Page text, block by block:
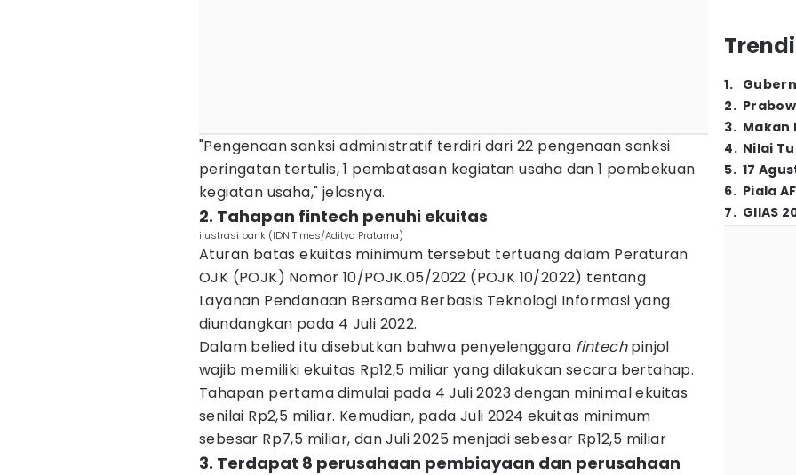
"Pengenaan sanksi administratif terdiri dari 22 pengenaan sanksi
peringatan tertulis, 1 pembatasan kegiatan usaha dan 1 pembekuan
kegiatan usaha," jelasnya.
2. Tahapan fintech penuhi ekuitas
ilustrasi bank (IDN Times/Aditya Pratama)
Aturan batas ekuitas minimum tersebut tertuang dalam Peraturan
OJK (POJK) Nomor 10/POJK.05/2022 (POJK 10/2022) tentang
Layanan Pendanaan Bersama Berbasis Teknologi Informasi yang
diundangkan pada 4 Juli 2022.
Dalam belied itu disebutkan bahwa penyelenggara fintechpinjol
wajib memiliki ekuitas Rp12,5 miliar yang dilakukan secara bertahap.
Tahapan pertama dimulai pada 4 Juli 2023 dengan minimal ekuitas
senilai Rp2,5 miliar. Kemudian, pada Juli 2024 ekuitas minimum
sebesar Rp7,5 miliar, dan Juli 2025 menjadi sebesar Rp12,5 miliar
3. Terdapat 8 perusahaan pembiayaan dan perusahaan
1.
2.
3. Makan
4. Nilai
5. 17
6. Piala
7. GIIAS